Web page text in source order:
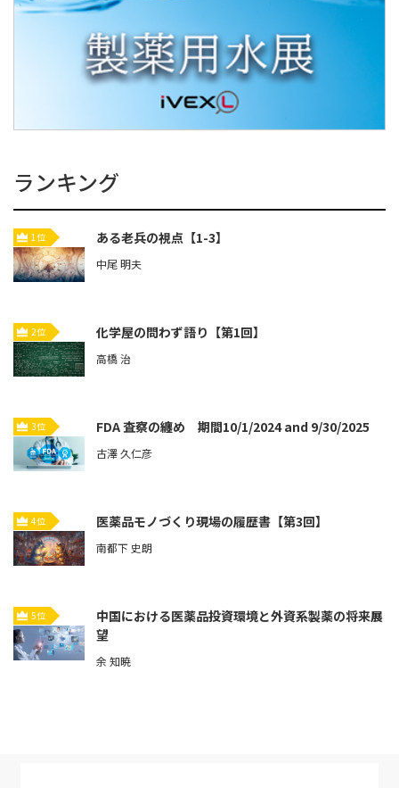
ランキング
1位 ある老兵の視点【1-3】
中尾 明夫
2位 化学屋の問わず語り【第1回】
高橋 治
3位 FDA 査察の纏め 期間10/1/2024 and 9/30/2025
古澤 久仁彦
4位 医薬品モノづくり現場の履歴書【第3回】
南都下 史朗
5位
中国における医薬品投資環境と外資系製薬の将来展
望
余 知暁